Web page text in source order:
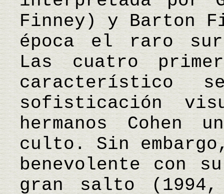
Finney) y Barton
época el raro
Las cuatro
característico
sofisticación
hermanos Cohen
culto. Sin
benevolente con
gran salto (1994,